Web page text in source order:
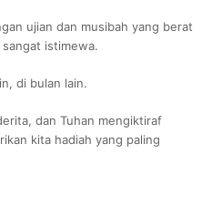
ujian dan musibah yang berat
istimewa.
di bulan lain.
dan Tuhan mengiktiraf
kita hadiah yang paling